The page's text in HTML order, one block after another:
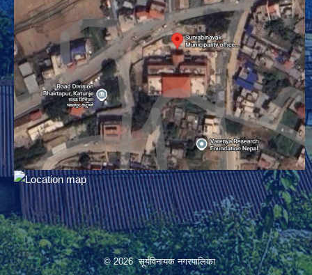
© 2026 सूर्यविनायक नगरपालिका